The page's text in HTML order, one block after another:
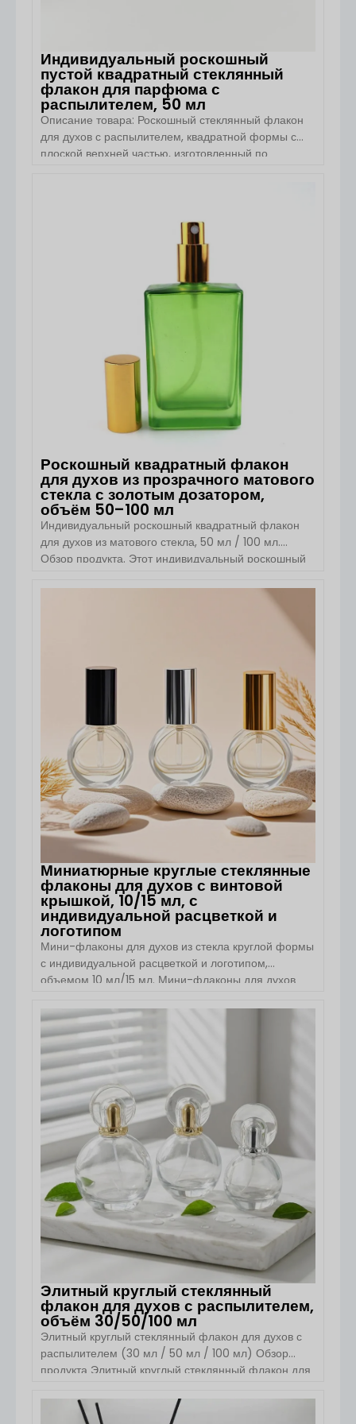
Индивидуальный роскошный
пустой квадратный стеклянный
флакон для парфюма с
распылителем, 50 мл
Описание товара: Роскошный стеклянный флакон
для духов с распылителем, квадратной формы с
плоской верхней частью, изготовленный по
верхней частью (50 мл), изготовленный по
индивидуальному заказу компанией Boyu
Packaging, предназначен для брендов
парфюмерии премиум-класса, которые ищут
элегантную, современную и минималистичную
упаковку. Благодаря плоской квадратной форме и
корпусу из высококачественного стекла она
выглядит роскошно на полке, при этом […]
Роскошный квадратный флакон
для духов из прозрачного матового
стекла с золотым дозатором,
объём 50–100 мл
Индивидуальный роскошный квадратный флакон
для духов из матового стекла, 50 мл / 100 мл.
Обзор продукта. Этот индивидуальный роскошный
золотым дозатором разработан для элитных
парфюмерных брендов, стремящихся к сочетанию
отличается прочностью, элегантностью и
превосходной химической стабильностью при
хранении парфюмерных композиций. Квадратная
форма […]
Миниатюрные круглые стеклянные
флаконы для духов с винтовой
крышкой, 10/15 мл, с
индивидуальной расцветкой и
логотипом
Мини-флаконы для духов из стекла круглой формы
с индивидуальной расцветкой и логотипом,
объемом 10 мл/15 мл. Мини-флаконы для духов
пробников и брендов элитных ароматов. Круглые
мини-флаконы для духов от Boyu Packaging
созданы для брендов парфюмерии, которым
требуются компактные, элегантные и легко
настраиваемые упаковочные решения. Эти
флаконы, доступные объемом 10 мл и 15 мл,
широко используются для парфюмерии […]
ПОСМОТРЕТЬ ДЕТАЛИ
Элитный круглый стеклянный
флакон для духов с распылителем,
объём 30/50/100 мл
Элитный круглый стеклянный флакон для духов с
распылителем (30 мл / 50 мл / 100 мл) Обзор
продукта Элитный круглый стеклянный флакон для
брендов элитных ароматов, частных парфюмерных
коллекций, нишевых парфюмеров и рынка